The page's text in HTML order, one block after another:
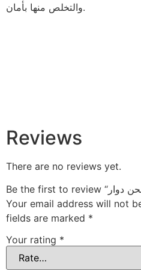
والتخلص منها بأمان.
Reviews
There are no reviews yet.
Your email address will not
fields are marked *
Your rating *